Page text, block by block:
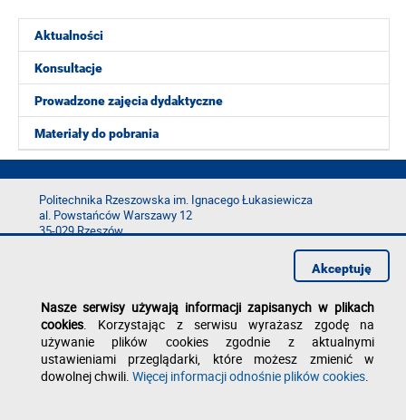
Aktualności
Konsultacje
Prowadzone zajęcia dydaktyczne
Materiały do pobrania
Politechnika Rzeszowska im. Ignacego Łukasiewicza
al. Powstańców Warszawy 12
35-029 Rzeszów
Deklaracja dostępności
Polityka prywatności
Zgłoś błąd na stronie
Nasze serwisy używają informacji zapisanych w plikach
cookies. Korzystając z serwisu wyrażasz zgodę na
używanie plików cookies zgodnie z aktualnymi
ustawieniami przeglądarki, które możesz zmienić w
dowolnej chwili. Więcej informacji odnośnie plików cookies.
Akceptuję